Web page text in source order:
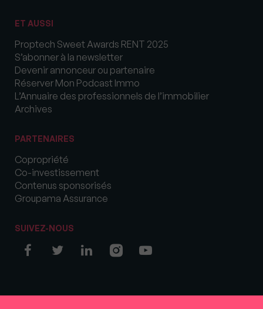
ET AUSSI
Proptech Sweet Awards RENT 2025
S’abonner à la newsletter
Devenir annonceur ou partenaire
Réserver Mon Podcast Immo
L’Annuaire des professionnels de l’immobilier
Archives
PARTENAIRES
Copropriété
Co-investissement
Contenus sponsorisés
Groupama Assurance
SUIVEZ-NOUS